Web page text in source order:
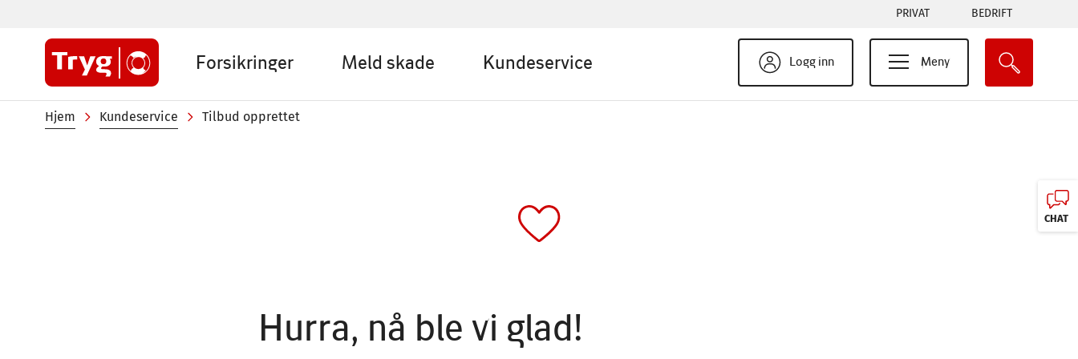
hovedinnhold
Tabs
menu
PRIVAT BEDRIFT
Sub
Private
Forsikringer Meld skade Kundeservice Logg inn Meny
Navigasjonssti
Hjem Kundeservice Tilbud opprettet
Hurra, nå ble vi glad!
CHAT